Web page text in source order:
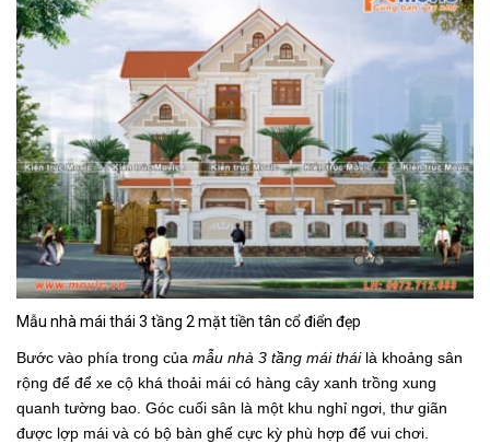
Mẫu nhà mái thái 3 tầng 2 mặt tiền tân cổ điển đẹp
Bước vào phía trong của mẫu nhà 3 tầng mái thái là khoảng sân
rộng để để xe cộ khá thoải mái có hàng cây xanh trồng xung
quanh tường bao. Góc cuối sân là một khu nghỉ ngơi, thư giãn
được lợp mái và có bộ bàn ghế cực kỳ phù hợp để vui chơi.